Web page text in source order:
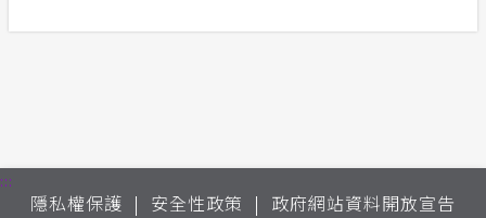
:::
隱私權保護 安全性政策 政府網站資料開放宣告